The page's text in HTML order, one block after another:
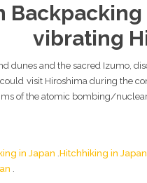
vibrating
dunes and the sacred Izumo,
visit Hiroshima during the
of the atomic bombing/
in Japan Hitchhiking in Japan